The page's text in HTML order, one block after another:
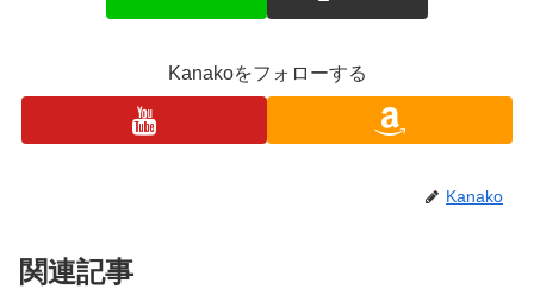
Kanakoをフォローする
Kanako
関連記事